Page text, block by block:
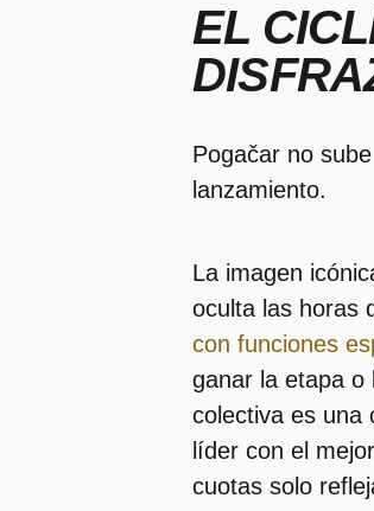
EL
Pogačar no
lanzamiento.
La imagen
oculta las horas
con funciones
ganar la etapa o
colectiva es una
líder con el
cuotas solo